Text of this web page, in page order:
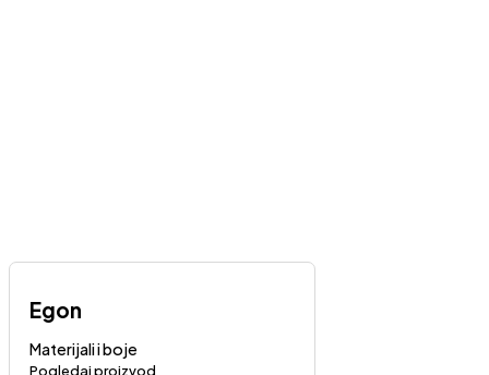
Egon
Materijali i boje
Pogledaj proizvod